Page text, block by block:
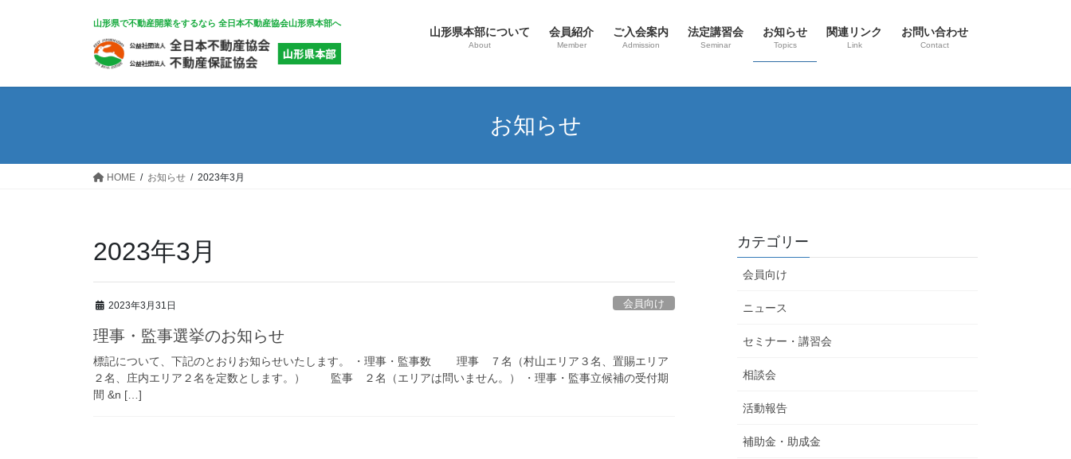
ツ
ッ
シ
移
山形県で不動産開業をするなら 全日本不動産協会山形県本部へ
山形県本部について
About
会員紹介
Member
ご入会案内
Admission
法定講習会
Seminar
お知らせ
Topics
関連リンク
Link
お問い合わせ
Contact
お知らせ
HOME お知らせ 2023年3月
2023年3月
2023年3月31日 会員向け
理事・監事選挙のお知らせ
標記について、下記のとおりお知らせいたします。 ・理事・監事数 理事 ７名（村山エリア３名、置賜エリア
２名、庄内エリア２名を定数とします。） 監事 ２名（エリアは問いません。） ・理事・監事立候補の受付期
間 &n […]
カテゴリー
会員向け
ニュース
セミナー・講習会
相談会
活動報告
補助金・助成金